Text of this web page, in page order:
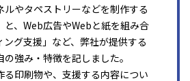
ルやタペストリーなどを制作する
と、Web広告やWebと紙を組み合
ング支援」など、弊社が提供する
強み・特徴を記しました。
る印刷物や、支援する内容につい